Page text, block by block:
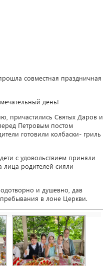
совместная праздничная
день!
причастились Святых Даров и
Петровым постом
готовили колбаски- гриль
с удовольствием приняли
родителей сияли
и душевно, дав
в лоне Церкви.